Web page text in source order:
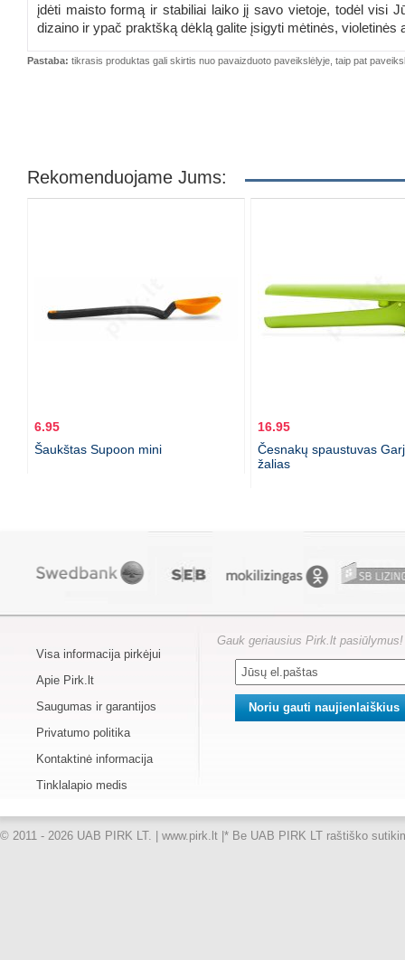
įdėti maisto formą ir stabiliai laiko jį savo vietoje, todėl visi
dizaino ir ypač praktšką dėklą galite įsigyti mėtinės,
Pastaba: tikrasis produktas gali skirtis nuo pavaizduoto paveikslėlyje, taip pat
Rekomenduojame Jums:
6.95
Šaukštas Supoon mini
16.95
Česnakų spaustuvas
žalias
Visa informacija pirkėjui
Apie Pirk.lt
Saugumas ir garantijos
Privatumo politika
Kontaktinė informacija
Tinklalapio medis
Gauk geriausius Pirk.lt pasiūlymus!
© 2011 - 2026 UAB PIRK LT. | www.pirk.lt | * Be UAB PIRK LT raštiško